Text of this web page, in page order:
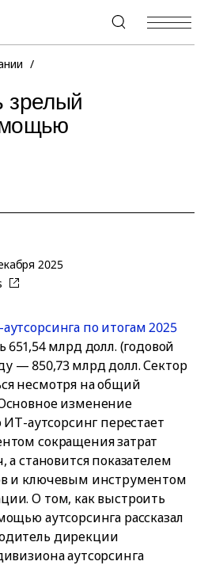
+7 (495) 967-80-80
/
зрелый
2025
по итогам 2025
млрд долл. (годовой
— 850,73 млрд долл. Сектор
несмотря на общий
изменение
аутсорсинг перестает
сокращения затрат
а становится показателем
и ключевым инструментом
О том, как выстроить
аутсорсинга рассказал
дирекции
аутсорсинга